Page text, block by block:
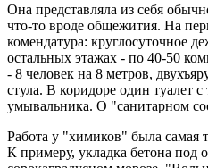
Она представляла из себя
что-то вроде общежития. На
комендатура: круглосуточное
остальных этажах - по 40-50
- 8 человек на 8 метров,
стула. В коридоре один туалет
умывальника. О "санитарном
Работа у "химиков" была самая
К примеру, укладка бетона под